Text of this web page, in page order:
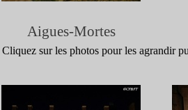
Cliquez sur les photos pour les
Aigues-Mortes